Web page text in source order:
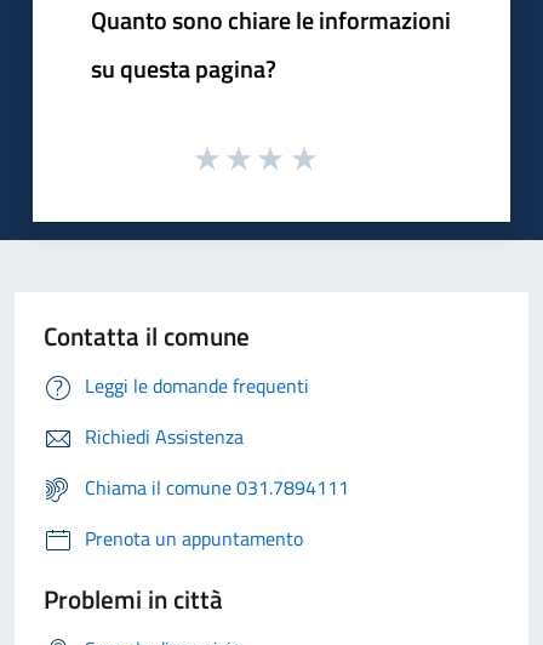
Quanto sono chiare le informazioni
su questa pagina?
Contatta il comune
Leggi le domande frequenti
Richiedi Assistenza
Chiama il comune 031.7894111
Prenota un appuntamento
Problemi in città